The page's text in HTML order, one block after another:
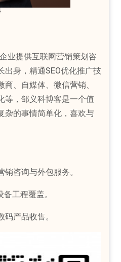
业提供互联网营销策划咨
出身，精通SEO优化推广技
、自媒体、微信营销、
等，邹义科博客是一个值
杂的事情简单化，喜欢与
咨询与外包服务。
工程覆盖。
产品收售。